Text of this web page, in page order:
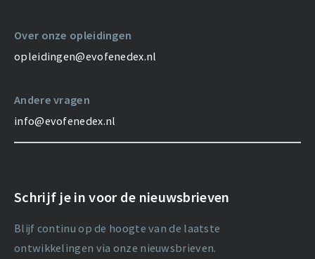
Over onze opleidingen
opleidingen@evofenedex.nl
Andere vragen
info@evofenedex.nl
Schrijf je in voor de nieuwsbrieven
Blijf continu op de hoogte van de laatste
ontwikkelingen via onze nieuwsbrieven.